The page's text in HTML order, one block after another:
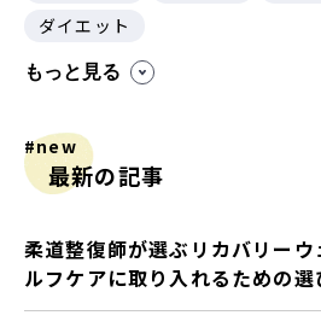
ダイエット
もっと見る
#new
最新の記事
柔道整復師が選ぶリカバリー
ルフケアに取り入れるための選